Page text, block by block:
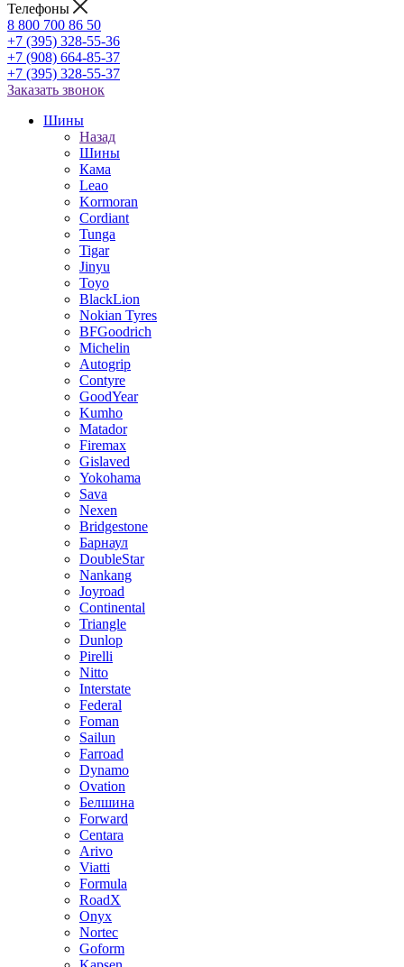
Телефоны
8 800 700 86 50
+7 (395) 328-55-36
+7 (908) 664-85-37
+7 (395) 328-55-37
Заказать звонок
Шины
Назад
Шины
Кама
Leao
Kormoran
Cordiant
Tunga
Tigar
Jinyu
Toyo
BlackLion
Nokian Tyres
BFGoodrich
Michelin
Autogrip
Contyre
GoodYear
Kumho
Matador
Firemax
Gislaved
Yokohama
Sava
Nexen
Bridgestone
Барнаул
DoubleStar
Nankang
Joyroad
Continental
Triangle
Dunlop
Pirelli
Nitto
Interstate
Federal
Foman
Sailun
Farroad
Dynamo
Ovation
Белшина
Forward
Centara
Arivo
Viatti
Formula
RoadX
Onyx
Nortec
Goform